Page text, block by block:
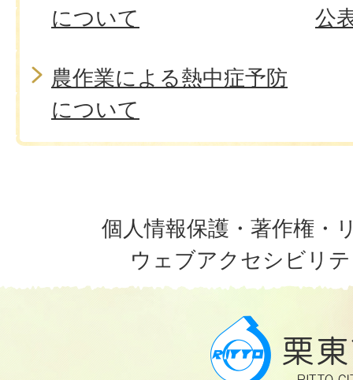
について
公
農作業による熱中症予防
について
個人情報保護・著作権・
ウェブアクセシビリ